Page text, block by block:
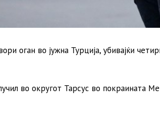
оган во јужна Турција, убивајќи
во округот Тарсус во покраината